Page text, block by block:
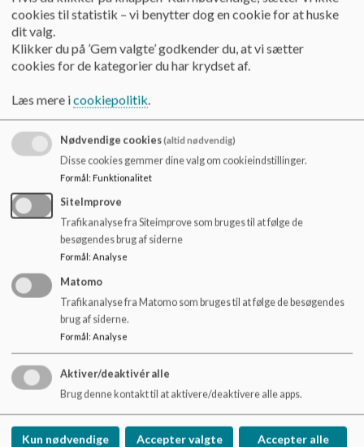
9.45 sammen med deres forældre.
BH-Klassen får fri kl. 11.15
1. - 10. klasse får fri kl. 12.50
Busserne passer både til og fra skole. Forældre til elever i
BH-Klassen opfordres til selv, at befordre deres børn.
Hilsen Skoleledelsen
cookies til statistik – vi benytter dog en cookie for at huske
dit valg.
Klikker du på ’Gem valgte’ godkender du, at vi sætter
cookies for de kategorier du har krydset af.
Læs mere icookiepolitik.
Nødvendige cookies(altid nødvendig)
Disse cookies gemmer dine valg om cookieindstillinger.
Formål: Funktionalitet
SiteImprove
Trafikanalyse fra Siteimprove som bruges til at følge de
besøgendes brug af siderne
Formål : Analyse
Matomo
Trafikanalyse fra Matomo som bruges til at følge de besøgendes
brug af siderne.
Formål: Analyse
Aktiver/deaktivér alle
Brug denne kontakt til at aktivere/deaktivere alle apps.
Kun nødvendige Accepter valgte Accepter alle